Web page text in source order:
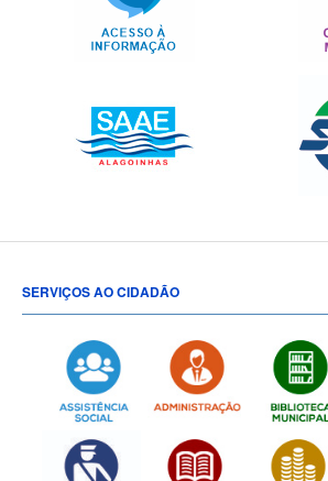
SERVIÇOS AO CIDADÃO